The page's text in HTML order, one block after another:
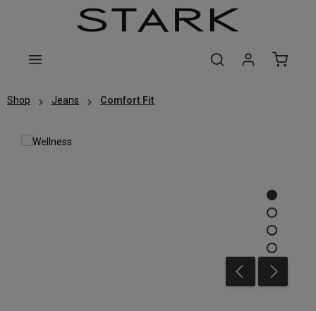
Zum Hauptinhalt springen
Shop Jeans Comfort Fit